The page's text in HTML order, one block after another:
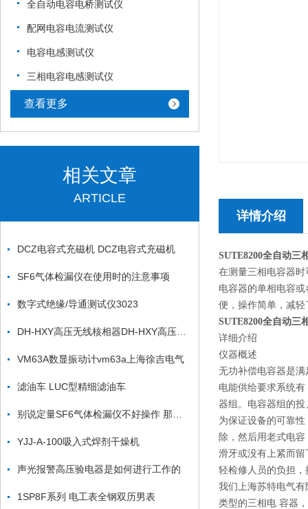
全自动电容电桥测试仪
配网电容电流测试仪
电容电感测试仪
三相电容电感测试仪
查看更多
相关文章
ARTICLE
DCZ电容式充磁机 DCZ电容式充磁机
SF6气体检漏仪在使用时的注意事项
数字式绝缘/导通测试仪3023
VM63A数显振动计vm63a上海徐吉电气
滤油车 LUC型精细滤油车
YJJ-A-100吸入式焊剂干燥机
声光报警高压验电器是如何进行工作的
1SP8F系列 电工表全钢双历男表
详情介绍
SUTE8200全自动三
在测量三相电容器
电容器的单相电容
便，操作简单，减
SUTE8200全自动三
详细介绍
仪器概述
无功补偿电容器是
电能供给要求系统
器组。电容器组的
为保证设备的可靠
除，然后用老式电
滑牙或没有上紧而
轻检修人员的负担
我们上海苏特电气
类型的三相电 容器